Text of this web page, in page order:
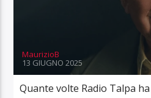
MaurizioB
13 GIUGNO 2025
Quante volte Radio Talpa